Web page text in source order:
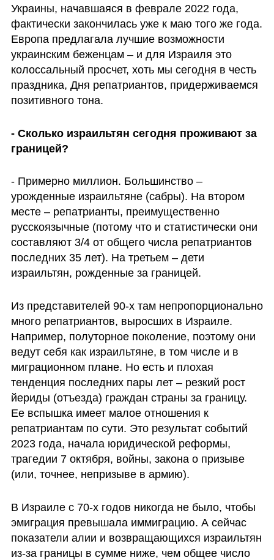
Украины, начавшаяся в феврале 2022 года,
фактически закончилась уже к маю того же года.
Европа предлагала лучшие возможности
украинским беженцам – и для Израиля это
колоссальный просчет, хоть мы сегодня в честь
праздника, Дня репатриантов, придерживаемся
позитивного тона.
- Сколько израильтян сегодня проживают за
границей?
- Примерно миллион. Большинство –
урожденные израильтяне (сабры). На втором
месте – репатрианты, преимущественно
русскоязычные (потому что и статистически они
составляют 3/4 от общего числа репатриантов
последних 35 лет). На третьем – дети
израильтян, рожденные за границей.
Из представителей 90-х там непропорционально
много репатриантов, выросших в Израиле.
Например, полуторное поколение, поэтому они
ведут себя как израильтяне, в том числе и в
миграционном плане. Но есть и плохая
тенденция последних пары лет – резкий рост
йериды (отъезда) граждан страны за границу.
Ее вспышка имеет малое отношения к
репатриантам по сути. Это результат событий
2023 года, начала юридической реформы,
трагедии 7 октября, войны, закона о призыве
(или, точнее, непризыве в армию).
В Израиле с 70-х годов никогда не было, чтобы
эмиграция превышала иммиграцию. А сейчас
показатели алии и возвращающихся израильтян
из-за границы в сумме ниже, чем общее число